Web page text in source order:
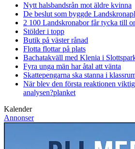
Nytt halsbandsrån mot äldre kvinna
De beslut som byggde Landskrona
2 100 Landskronabor får tycka till
Stölder i topp
Butik på väster rånad
Flotta flottar på plats
Bachatakväll med Klenia i
Fyra unga män har åtal att vänta
Skattepengarna ska stanna i
När blev den första reaktionen
analysen?planket
Kalender
Annonser